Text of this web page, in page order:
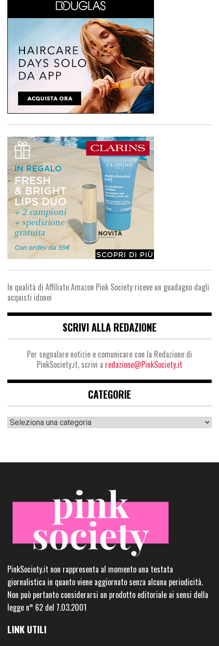
In qualità di Affiliato Amazon Pink Society riceve un guadagno dagli
acquisti idonei
SCRIVI ALLA REDAZIONE
Per segnalare notizie e comunicare con la Redazione di
PinkSociety.it, scrivi a redazione@PinkSociety.it
CATEGORIE
Categorie
PinkSociety.it non rappresenta al momento una testata
giornalistica in quanto viene aggiornato senza alcuna periodicità.
Non può pertanto considerarsi un prodotto editoriale ai sensi della
legge n° 62 del 7.03.2001
LINK UTILI